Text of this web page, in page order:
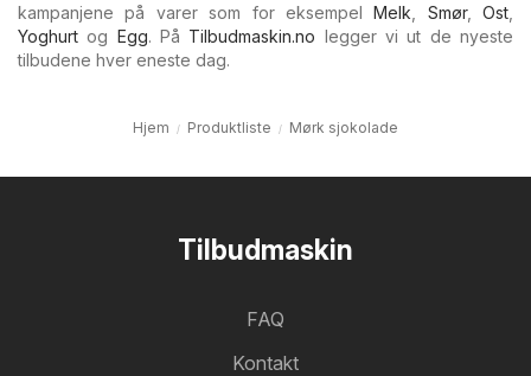
kampanjene på varer som for eksempelMelk Smør, Ost
Yoghurt og Egg. På Tilbudmaskin.no legger vi ut de nyeste
tilbudene hver eneste dag.
Hjem Produktliste Mørk sjokolade
Tilbudmaskin
FAQ
Kontakt